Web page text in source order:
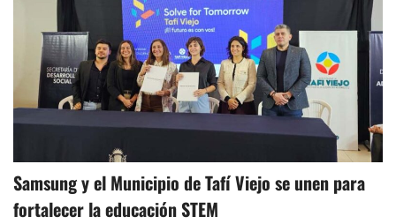
Samsung y el Municipio de Tafí Viejo se unen para
fortalecer la educación STEM